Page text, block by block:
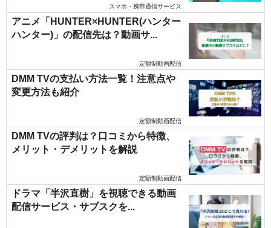
スマホ・携帯通信サービス
アニメ「HUNTER×HUNTER(ハンター
ハンター)」の配信先は？動画サ...
定額制動画配信
DMM TVの支払い方法一覧！注意点や
変更方法も紹介
定額制動画配信
DMM TVの評判は？口コミから特徴、
メリット・デメリットを解説
定額制動画配信
ドラマ「半沢直樹」を視聴できる動画
配信サービス・サブスクを...